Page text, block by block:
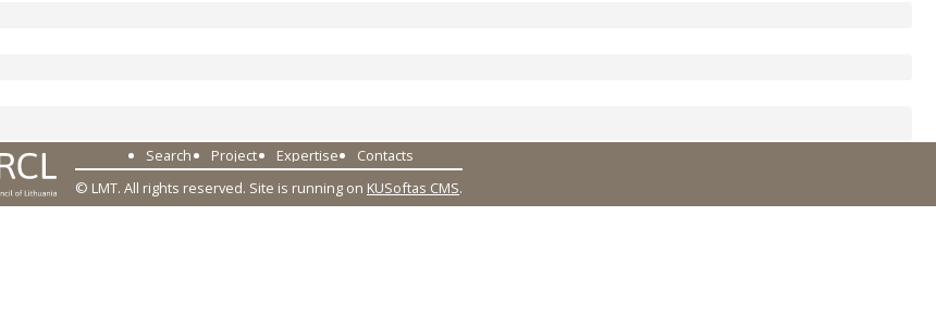
Search Project Expertise
Contacts
© LMT. All rights reserved. Site is running on KUSoftas CMS.